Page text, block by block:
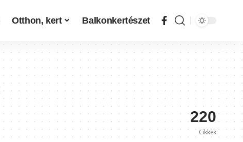
Otthon, kert Balkonkertészet
220
Cikkek